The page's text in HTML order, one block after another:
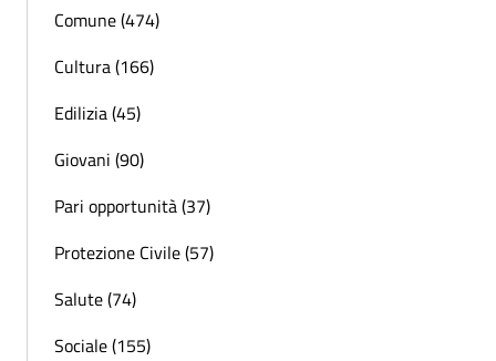
Comune (474)
Cultura (166)
Edilizia (45)
Giovani (90)
Pari opportunità (37)
Protezione Civile (57)
Salute (74)
Sociale (155)